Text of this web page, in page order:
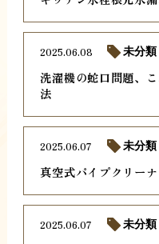
洗濯機の蛇口問題、
法
2025.06.08 未分類
真空式パイプクリー
2025.06.07 未分類
2025.06.07 未分類